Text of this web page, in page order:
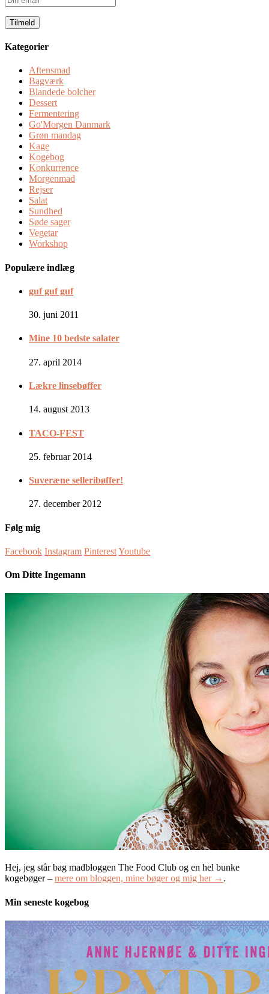
email
Kategorier
Aftensmad
Bagværk
Blandede bolcher
Dessert
Fermentering
Go'Morgen Danmark
Grøn mandag
Kage
Kogebog
Konkurrence
Morgenmad
Rejser
Salat
Sundhed
Søde sager
Vegetar
Workshop
Populære indlæg
guf guf guf
30. juni 2011
Mine 10 bedste salater
27. april 2014
Lækre linsebøffer
14. august 2013
TACO-FEST
25. februar 2014
Suveræne selleribøffer!
27. december 2012
Følg mig
Facebook Instagram PinterestYoutube
Om Ditte Ingemann
Hej, jeg står bag madbloggen The Food Club og en hel bunke
kogebøger – mere om bloggen, mine bøger og mig her → .
Min seneste kogebog